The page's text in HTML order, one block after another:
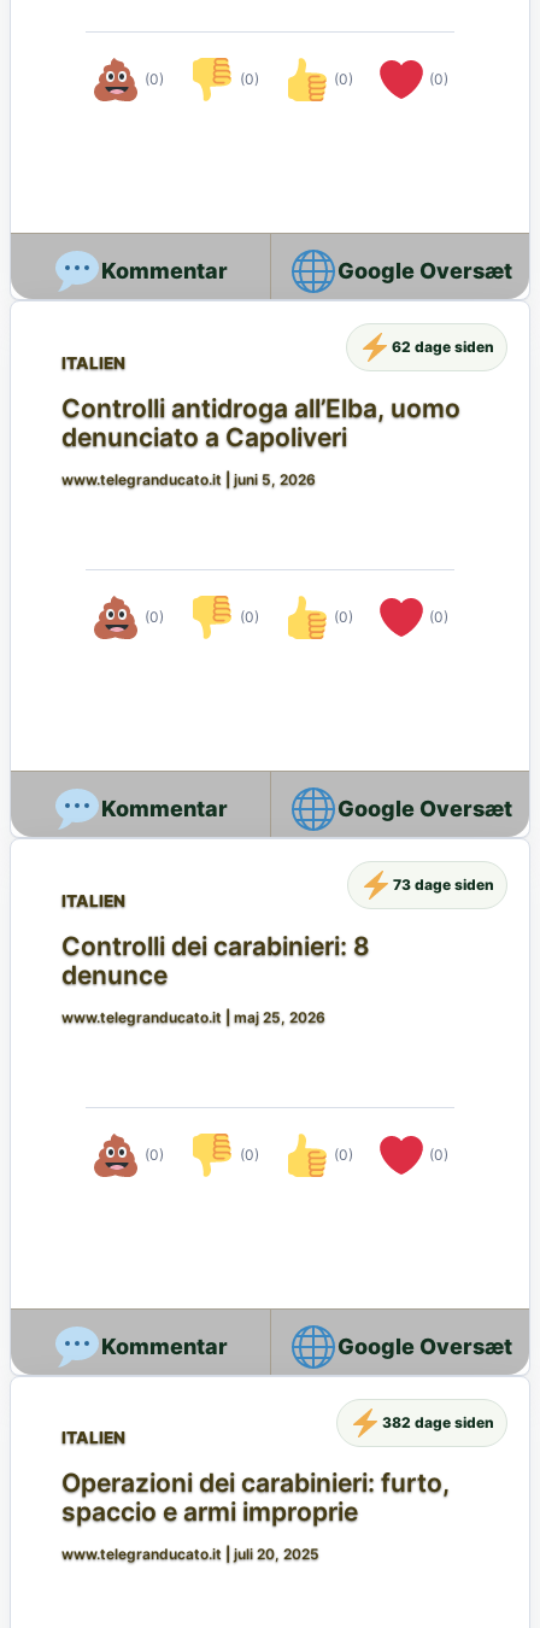
(0) (0) (0) (0)
Google Oversæt
ITALIEN
Controlli antidroga all’Elba, uomo
denunciato a Capoliveri
www.telegranducato.it juni 5, 2026
(0) (0) (0) (0)
62 dage siden
Google Oversæt
ITALIEN
Controlli dei carabinieri: 8
denunce
www.telegranducato.it maj 25, 2026
(0) (0) (0) (0)
73 dage siden
Google Oversæt
ITALIEN
Operazioni dei carabinieri: furto,
spaccio e armi improprie
www.telegranducato.it juli 20, 2025
382 dage siden